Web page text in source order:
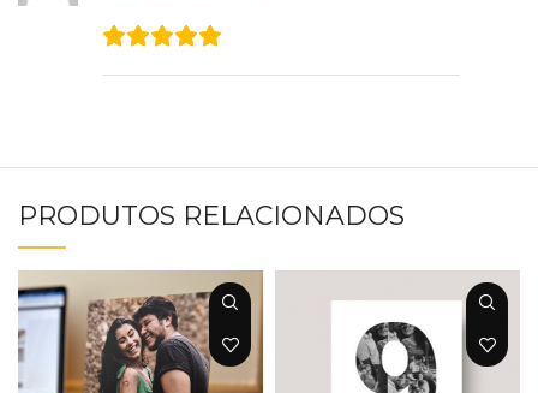
PRODUTOS RELACIONADOS